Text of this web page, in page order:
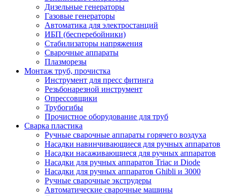
Дизельные генераторы
Газовые генераторы
Автоматика для электростанций
ИБП (бесперебойники)
Стабилизаторы напряжения
Сварочные аппараты
Плазморезы
Монтаж труб, прочистка
Инструмент для пресс фитинга
Резьбонарезной инструмент
Опрессовщики
Трубогибы
Прочистное оборудование для труб
Сварка пластика
Ручные сварочные аппараты горячего воздуха
Насадки навинчивающиеся для ручных аппаратов
Насадки насаживающиеся для ручных аппаратов
Насадки для ручных аппаратов Triac и Diode
Насадки для ручных аппаратов Ghibli и 3000
Ручные сварочные экструдеры
Автоматические сварочные машины